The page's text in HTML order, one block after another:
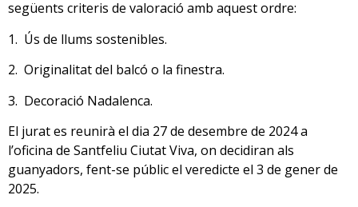
següents criteris de valoració amb aquest ordre:
1. Ús de llums sostenibles.
2. Originalitat del balcó o la finestra.
3. Decoració Nadalenca.
El jurat es reunirà el dia 27 de desembre de 2024 a
l’oficina de Santfeliu Ciutat Viva, on decidiran als
guanyadors, fent-se públic el veredicte el 3 de gener de
2025.